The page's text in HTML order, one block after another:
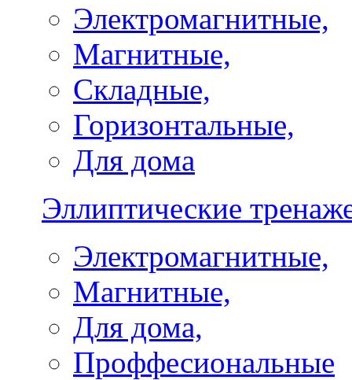
Электромагнитные,
Магнитные,
Складные,
Горизонтальные,
Для дома
Эллиптические
Электромагнитные,
Магнитные,
Для дома,
Проффесиональные